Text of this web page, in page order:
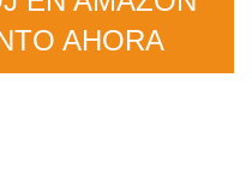
AHORA